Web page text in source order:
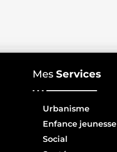
MesServices
Urbanisme
Enfance jeunesse
Social